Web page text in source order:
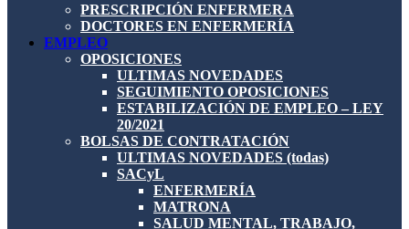
PRESCRIPCIÓN ENFERMERA
DOCTORES EN ENFERMERÍA
EMPLEO
OPOSICIONES
ULTIMAS NOVEDADES
SEGUIMIENTO OPOSICIONES
ESTABILIZACIÓN DE EMPLEO – LEY
20/2021
BOLSAS DE CONTRATACIÓN
ULTIMAS NOVEDADES (todas)
SACyL
ENFERMERÍA
MATRONA
SALUD MENTAL, TRABAJO,